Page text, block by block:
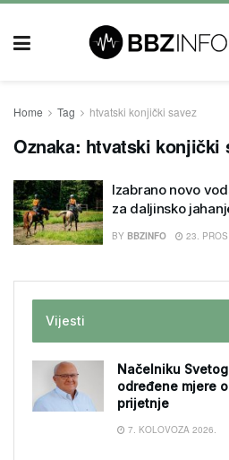
Home Tag htvatski konjički savez
Oznaka: htvatski konjički
Izabrano novo
za daljinsko
BY BBZINFO 23.
Vijesti
Načelniku
određene mjere
prijetnje
7. KOLOVOZA 2026.